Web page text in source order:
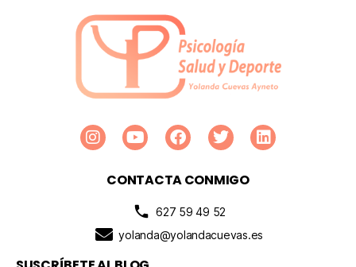
CONTACTA CONMIGO
627 59 49 52
yolanda@yolandacuevas.es